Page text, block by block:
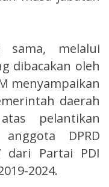
sama, melalui
dibacakan oleh
menyampaikan
daerah
pelantikan
DPRD
dari Partai PDI
2024.